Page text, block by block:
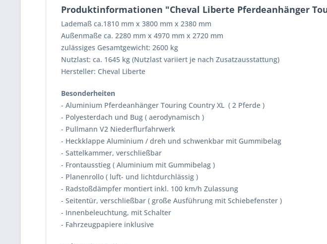
Produktinformationen "Cheval Liberte Pferdeanhänger
Lademaß ca.1810 mm x 3800 mm x 2380 mm
Außenmaße ca. 2280 mm x 4970 mm x 2720 mm
zulässiges Gesamtgewicht: 2600 kg
Nutzlast: ca. 1645 kg (Nutzlast variiert je nach Zusatzausstattung)
Hersteller: Cheval Liberte
Besonderheiten
- Aluminium Pferdeanhänger Touring Country XL ( 2 Pferde )
- Polyesterdach und Bug ( aerodynamisch )
- Pullmann V2 Niederflurfahrwerk
- Heckklappe Aluminium / dreh und schwenkbar mit Gummibelag
- Sattelkammer, verschließbar
- Frontausstieg ( Aluminium mit Gummibelag )
- Planenrollo ( luft- und lichtdurchlässig )
- Radstoßdämpfer montiert inkl. 100 km/h Zulassung
- Seitentür, verschließbar ( große Ausführung mit Schiebefenster )
- Innenbeleuchtung, mit Schalter
- Fahrzeugpapiere inklusive